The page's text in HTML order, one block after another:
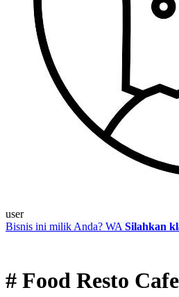
user
Bisnis ini milik Anda? WA Silahkan
# Food Resto